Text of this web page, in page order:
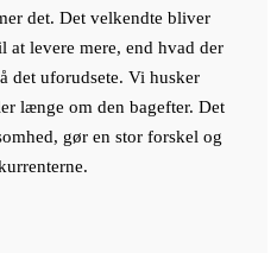
det. Det velkendte bliver
levere mere, end hvad der
det uforudsete. Vi husker
længe om den bagefter. Det
gør en stor forskel og